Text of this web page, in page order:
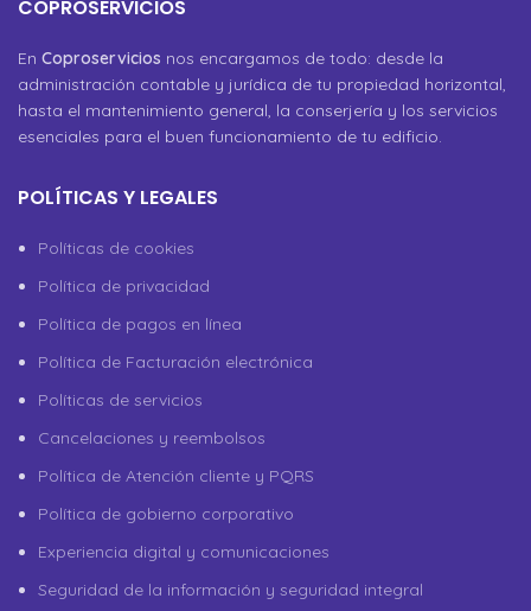
COPROSERVICIOS
En Coproservicios nos encargamos de todo: desde la
administración contable y jurídica de tu propiedad horizontal,
hasta el mantenimiento general, la conserjería y los servicios
esenciales para el buen funcionamiento de tu edificio.
POLÍTICAS Y LEGALES
Políticas de cookies
Política de privacidad
Política de pagos en línea
Política de Facturación electrónica
Políticas de servicios
Cancelaciones y reembolsos
Política de Atención cliente y PQRS
Política de gobierno corporativo
Experiencia digital y comunicaciones
Seguridad de la información y seguridad integral